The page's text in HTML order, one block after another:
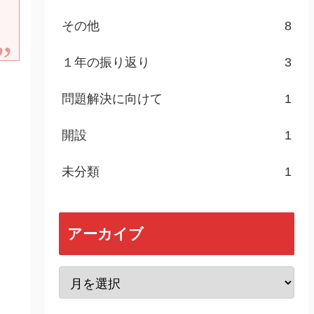
その他 8
１年の振り返り 3
問題解決に向けて 1
開設 1
未分類 1
アーカイブ